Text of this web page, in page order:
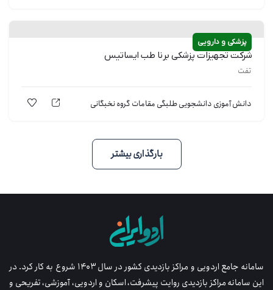
پزشکی و دارویی
شركت تجهیزات پزشكی برنا طب ایساتیس
تفت
دانش آموزیدانشجوییطلبگیمقاماتگروه نخبگانی
بارگذاری بیشتر
سامانه جامع اردویی و مراکز بازدیدی کشور در سال ۱۴۰۳ شروع به کار کرد. در
این سامانه مراکز بازدیدی روایت پیشرفت، اسکان و اردویی، آموزشی، تفریحی و